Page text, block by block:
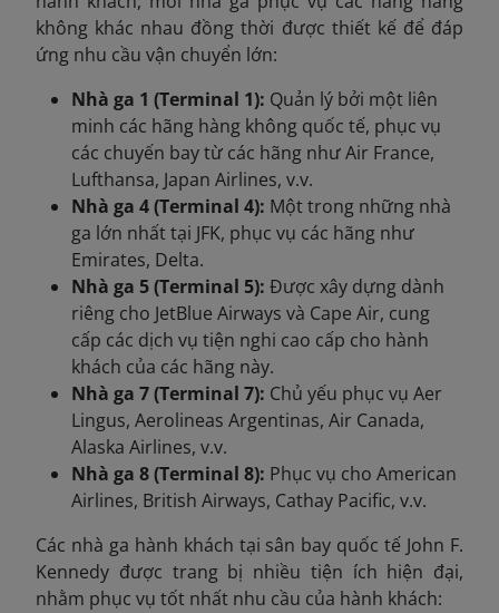
không khác nhau đồng thời được thiết kế để đáp
ứng nhu cầu vận chuyển lớn:
Nhà ga 1 (Terminal 1): Quản lý bởi một liên
minh các hãng hàng không quốc tế, phục vụ
các chuyến bay từ các hãng như Air France,
Lufthansa, Japan Airlines, v.v.
Nhà ga 4 (Terminal 4): Một trong những nhà
ga lớn nhất tại JFK, phục vụ các hãng như
Emirates, Delta.
Nhà ga 5 (Terminal 5): Được xây dựng dành
riêng cho JetBlue Airways và Cape Air, cung
cấp các dịch vụ tiện nghi cao cấp cho hành
khách của các hãng này.
Nhà ga 7 (Terminal 7): Chủ yếu phục vụ Aer
Lingus, Aerolineas Argentinas, Air Canada,
Alaska Airlines, v.v.
Nhà ga 8 (Terminal 8): Phục vụ cho American
Airlines, British Airways, Cathay Pacific, v.v.
Các nhà ga hành khách tại sân bay quốc tế John F.
Kennedy được trang bị nhiều tiện ích hiện đại,
nhằm phục vụ tốt nhất nhu cầu của hành khách: